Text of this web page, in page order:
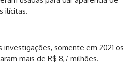
ilícitas.
investigações, somente em 2021 os
mais de R$ 8,7 milhões.